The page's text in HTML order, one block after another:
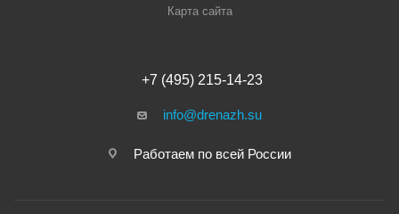
Карта сайта
+7 (495) 215-14-23
info@drenazh.su
Работаем по всей России